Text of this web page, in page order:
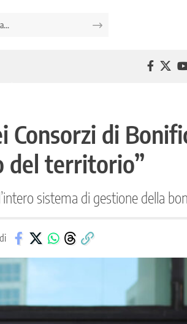
Consorzi di
del territorio”
sistema di gestione della